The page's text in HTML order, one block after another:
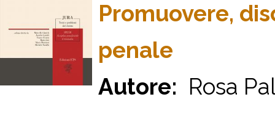
Promuovere,
penale
Autore: Rosa